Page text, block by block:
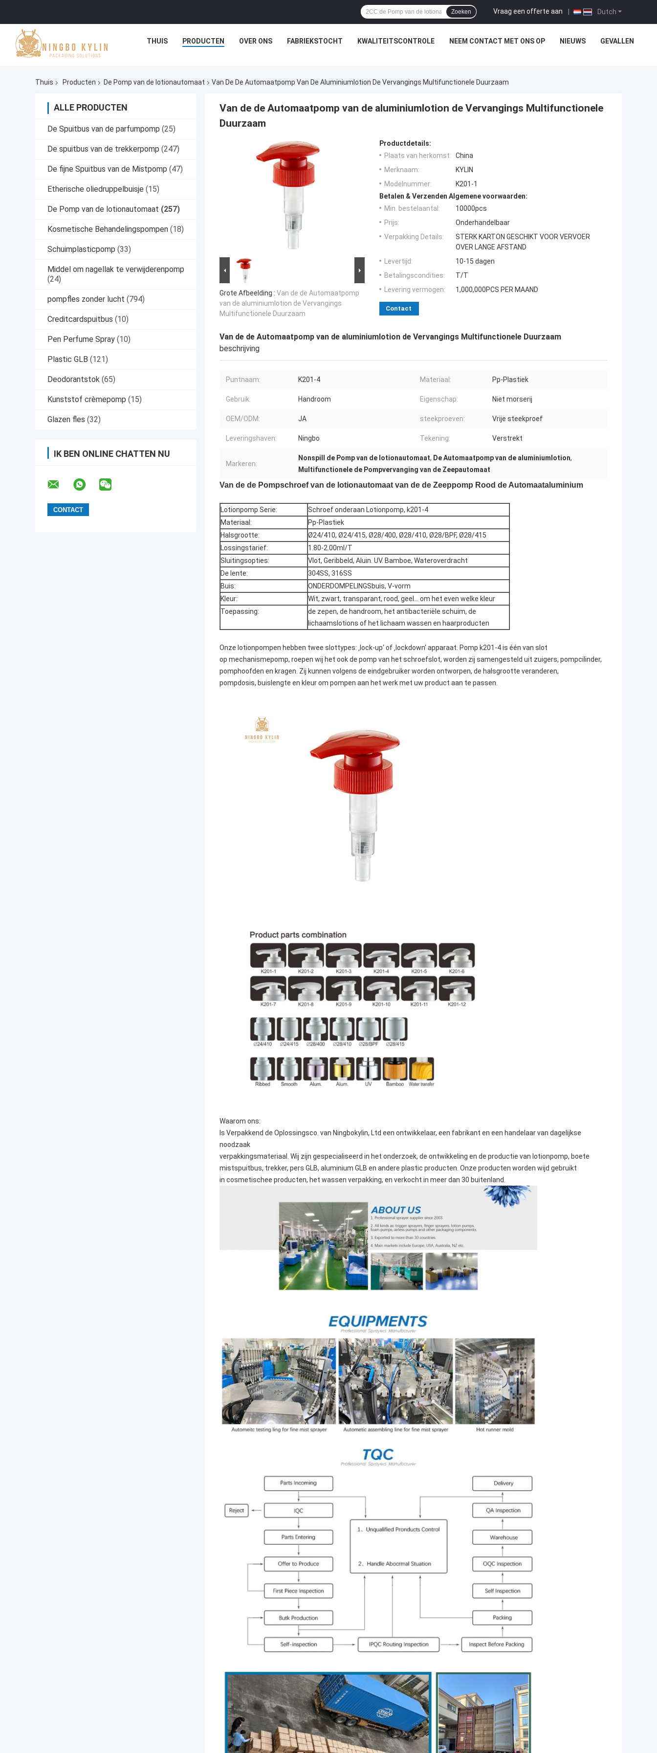
Dutch
Vraag een offerte aan |
Zoeken
THUIS PRODUCTEN OVER ONS FABRIEKSTOCHT KWALITEITSCONTROLE NEEM CONTACT MET ONS OP NIEUWS GEVALLEN
Thuis Producten De Pomp van de lotionautomaat Van De De Automaatpomp Van De Aluminiumlotion De Vervangings Multifunctionele Duurzaam
ALLE PRODUCTEN
De Spuitbus van de parfumpomp (25)
De spuitbus van de trekkerpomp (247)
De fijne Spuitbus van de Mistpomp (47)
Etherische oliedruppelbuisje (15)
De Pomp van de lotionautomaat (257)
Kosmetische Behandelingspompen (18)
Schuimplasticpomp (33)
Middel om nagellak te verwijderenpomp
(24)
pompfles zonder lucht (794)
Creditcardspuitbus (10)
Pen Perfume Spray (10)
Plastic GLB (121)
Deodorantstok (65)
Kunststof crèmepomp (15)
Glazen fles (32)
IK BEN ONLINE CHATTEN NU
Van de de Automaatpomp van de aluminiumlotion de Vervangings Multifunctionele
Duurzaam
Grote Afbeelding : Van de de Automaatpomp
van de aluminiumlotion de Vervangings
Multifunctionele Duurzaam
Productdetails:
Plaats van herkomst:
China
Merknaam:
KYLIN
Modelnummer:
K201-1
Betalen & Verzenden Algemene voorwaarden:
Min. bestelaantal:
10000pcs
Prijs:
Onderhandelbaar
Verpakking Details:
STERK KARTON GESCHIKT VOOR VERVOER
OVER LANGE AFSTAND
Levertijd:
10-15 dagen
Betalingscondities:
T/T
Levering vermogen:
1,000,000PCS PER MAAND
Contact
Van de de Automaatpomp van de aluminiumlotion de Vervangings Multifunctionele Duurzaam
beschrijving
Puntnaam: K201-4 Materiaal: Pp-Plastiek
Gebruik: Handroom Eigenschap: Niet morserij
OEM/ODM: JA steekproeven: Vrije steekproef
Leveringshaven: Ningbo Tekening: Verstrekt
Markeren:
Nonspill de Pomp van de lotionautomaat, De Automaatpomp van de aluminiumlotion,
Multifunctionele de Pompvervanging van de Zeepautomaat
Van de de Pompschroef van de lotionautomaat van de de Zeeppomp Rood de Automaataluminium
Lotionpomp Serie:
Schroef onderaan Lotionpomp, k201-4
Materiaal:
Pp-Plastiek
Halsgrootte:
Ø24/410, Ø24/415, Ø28/400, Ø28/410, Ø28/BPF, Ø28/415
Lossingstarief:
1.80-2.00ml/T
Sluitingsopties:
Vlot, Geribbeld, Aluin. UV. Bamboe, Wateroverdracht
De lente:
304SS, 316SS
Buis:
ONDERDOMPELINGSbuis, V-vorm
Kleur:
Wit, zwart, transparant, rood, geel… om het even welke kleur
Toepassing:
de zepen, de handroom, het antibacteriële schuim, de
lichaamslotions of het lichaam wassen en haarproducten
Onze lotionpompen hebben twee slottypes: ‚lock-up‘ of ‚lockdown‘ apparaat. Pomp k201-4 is één van slot
op mechanismepomp, roepen wij het ook de pomp van het schroefslot, worden zij samengesteld uit zuigers, pompcilinder,
pomphoofden en kragen. Zij kunnen volgens de eindgebruiker worden ontworpen, de halsgrootte veranderen,
pompdosis, buislengte en kleur om pompen aan het werk met uw product aan te passen.
Waarom ons:
Is Verpakkend de Oplossingsco. van Ningbokylin, Ltd een ontwikkelaar, een fabrikant en een handelaar van dagelijkse
noodzaak
verpakkingsmateriaal. Wij zijn gespecialiseerd in het onderzoek, de ontwikkeling en de productie van lotionpomp, boete
mistspuitbus, trekker, pers GLB, aluminium GLB en andere plastic producten. Onze producten worden wijd gebruikt
in cosmetischee producten, het wassen verpakking, en verkocht in meer dan 30 buitenland.